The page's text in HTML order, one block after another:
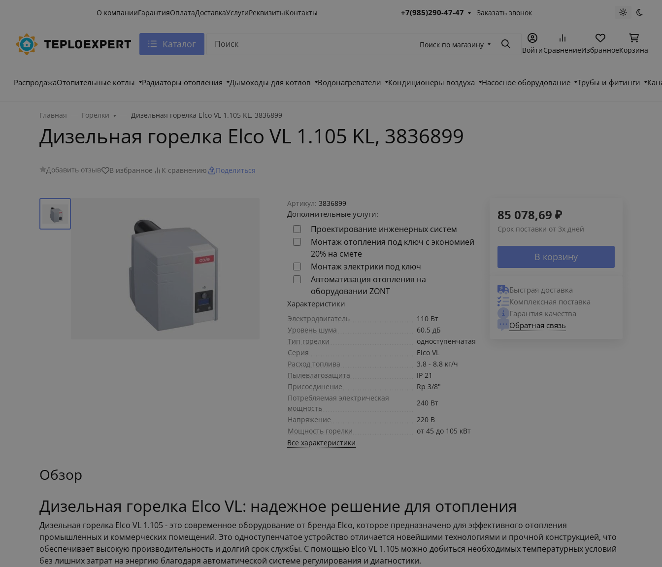
О компанииГарантияОплатаДоставкаУслугиРеквизитыКонтакты +7(985)290-47-47 Заказать звонок Светлая
Каталог Поиск по магазину ПоискВойтиСравнениеИзбранноеКорзина
РаспродажаОтопительные котлы Радиаторы отопления Дымоходы для котлов Водонагреватели Кондиционеры воздуха Насосное оборудование Трубы и фитинги
Главная Горелки Дизельная горелка Elco VL 1.105 KL, 3836899
Дизельная горелка Elco VL 1.105 KL, 3836899
Добавить отзыв В избранное К сравнению Поделиться
Артикул: 3836899
Дополнительные услуги:
Проектирование инженерных систем
Монтаж отопления под ключ с экономией
20% на смете
Монтаж электрики под ключ
Автоматизация отопления на
оборудовании ZONT
Характеристики
Электродвигатель
110 Bт
Уровень шума
60.5 дБ
Тип горелки
одноступенчатая
Серия
Elco VL
Расход топлива
3.8 - 8.8 кг/ч
Пылевлагозащита
IP 21
Присоединение
Rp 3/8"
Потребляемая электрическая
мощность
240 Вт
Напряжение
220 В
Мощность горелки
от 45 до 105 кВт
Все характеристики
85 078,69 ₽
Срок поставки от 3х дней
В корзину
Быстрая доставка
Комплексная поставка
Гарантия качества
Обратная связь
Обзор
Дизельная горелка Elco VL: надежное решение для отопления
Дизельная горелка Elco VL 1.105 - это современное оборудование от бренда Elco, которое предназначено для эффективного отопления
промышленных и коммерческих помещений. Это одноступенчатое устройство отличается новейшими технологиями и прочной конструкцией, что
обеспечивает высокую производительность и долгий срок службы. С помощью Elco VL 1.105 можно добиться необходимых температурных условий
без лишних затрат на энергию благодаря автоматической системе регулирования и диагностики.